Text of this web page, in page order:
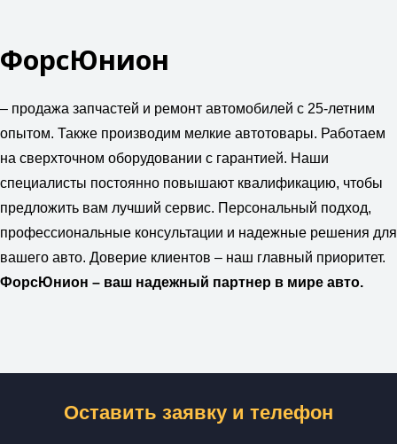
ФорсЮнион
– продажа запчастей и ремонт автомобилей с 25-летним
опытом. Также производим мелкие автотовары. Работаем
на сверхточном оборудовании с гарантией. Наши
специалисты постоянно повышают квалификацию, чтобы
предложить вам лучший сервис. Персональный подход,
профессиональные консультации и надежные решения для
вашего авто. Доверие клиентов – наш главный приоритет.
ФорсЮнион – ваш надежный партнер в мире авто.
Оставить заявку и телефон